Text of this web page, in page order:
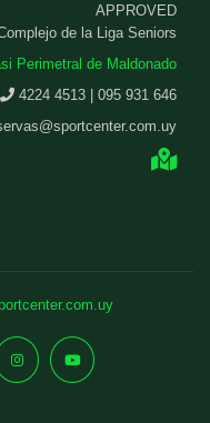
APPROVED
de la Liga Seniors
Perimetral de Maldonado
4224 4513 | 095 931 646